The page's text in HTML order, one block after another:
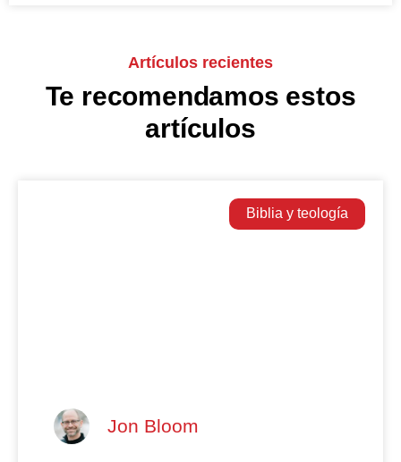
Artículos recientes
Te recomendamos estos
artículos
Biblia y teología
Jon Bloom